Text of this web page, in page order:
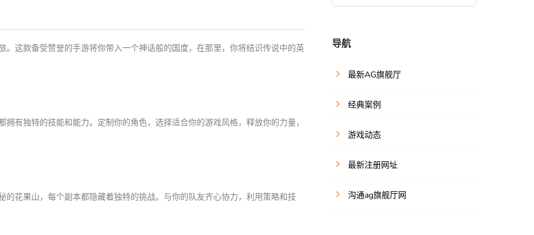
这款备受赞誉的手游将你带入一个神话般的国度，在那里，你将结识传说中的英
有独特的技能和能力。定制你的角色，选择适合你的游戏风格，释放你的力量，
花果山，每个副本都隐藏着独特的挑战。与你的队友齐心协力，利用策略和技
导航
最新AG旗舰厅
经典案例
游戏动态
最新注册网址
沟通ag旗舰厅网